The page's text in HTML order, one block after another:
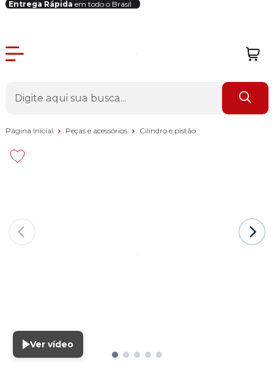
Entrega Rápida em todo o Brasil
Login Revendedor
Página Inicial Peças e acessórios Cilindro e pistão
Ver vídeo